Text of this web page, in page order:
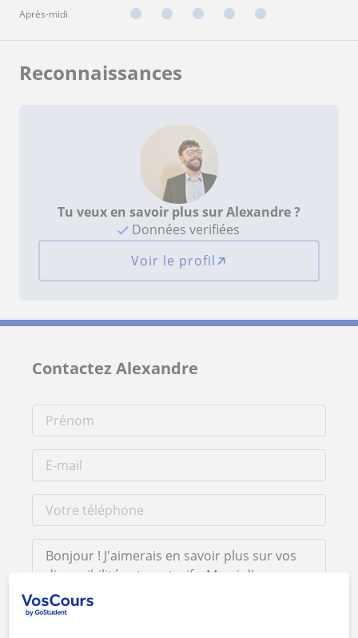
Après-midi
Reconnaissances
Tu veux en savoir plus sur Alexandre ?
Données verifiées
Voir le profil
Contactez Alexandre